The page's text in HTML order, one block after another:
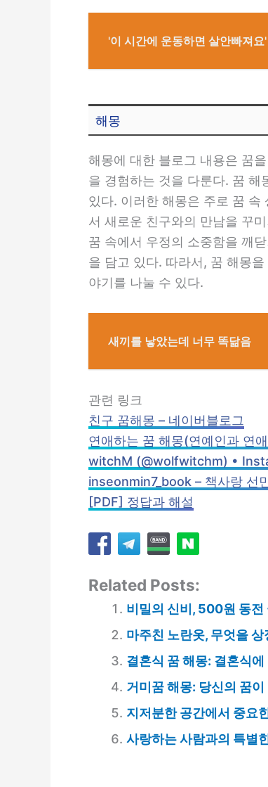
'이 시간에 운동하면 살안빠져
해몽
해몽에 대한 블로그 내용은 꿈
을 경험하는 것을 다룬다. 꿈 해
있다. 이러한 해몽은 주로 꿈 속
서 새로운 친구와의 만남을 꾸
꿈 속에서 우정의 소중함을 깨
을 담고 있다. 따라서, 꿈 해몽
야기를 나눌 수 있다.
새끼를 낳았는데 너무 똑닮음
관련 링크
친구 꿈해몽 – 네이버블로그
연애하는 꿈 해몽(연예인과 연
witchM (@wolfwitchm) •
inseonmin7_book – 책사랑 선
[PDF] 정답과 해설
Related Posts:
비밀의 신비, 500원 동전
마주친 노란옷, 무엇을
결혼식 꿈 해몽: 결혼식
거미꿈 해몽: 당신의 꿈
지저분한 공간에서 중요
사랑하는 사람과의 특별